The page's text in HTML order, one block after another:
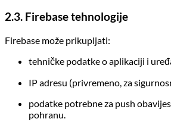
2.3. Firebase tehnologije
Firebase može prikupljati:
tehničke podatke o aplikaciji i
IP adresu (privremeno, za
podatke potrebne za push
pohranu.